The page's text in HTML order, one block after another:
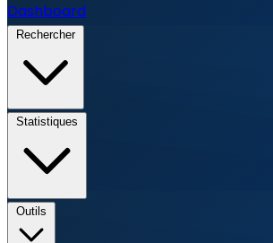
Dashboard
Rechercher
Statistiques
Outils